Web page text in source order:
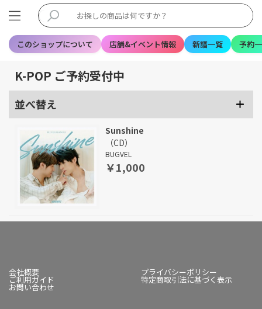
このショップについて 店舗&イベント情報 新譜一覧 予約
K-POP ご予約受付中
並べ替え
Sunshine
（CD）
BUGVEL
￥1,000
会社概要 プライバシーポリシー
ご利用ガイド 特定商取引法に基づく表示
お問い合わせ